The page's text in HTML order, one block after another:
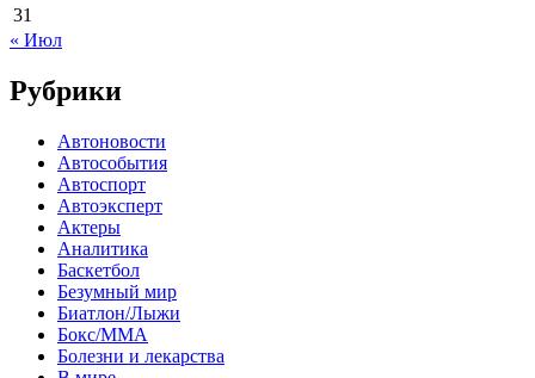
31
« Июл
Рубрики
Автоновости
Автособытия
Автоспорт
Автоэксперт
Актеры
Аналитика
Баскетбол
Безумный мир
Биатлон/Лыжи
Бокс/MMA
Болезни и лекарства